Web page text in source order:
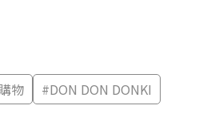
物 #DON DON DONKI